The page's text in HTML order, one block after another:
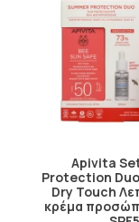
Apivita
Protection
Dry Touch
κρέμα